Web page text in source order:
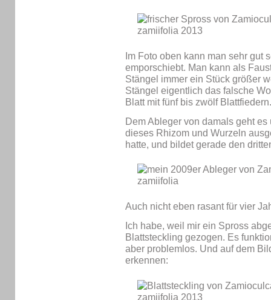
Im Foto oben kann man sehr gut
emporschiebt. Man kann als
Stängel immer ein Stück größer
Stängel eigentlich das falsche
Blatt mit fünf bis zwölf Blattfiedern.
Dem Ableger von damals geht
dieses Rhizom und Wurzeln
hatte, und bildet gerade den
Auch nicht eben rasant für vier
Ich habe, weil mir ein Spross
Blattsteckling gezogen. Es
aber problemlos. Und auf dem
erkennen: